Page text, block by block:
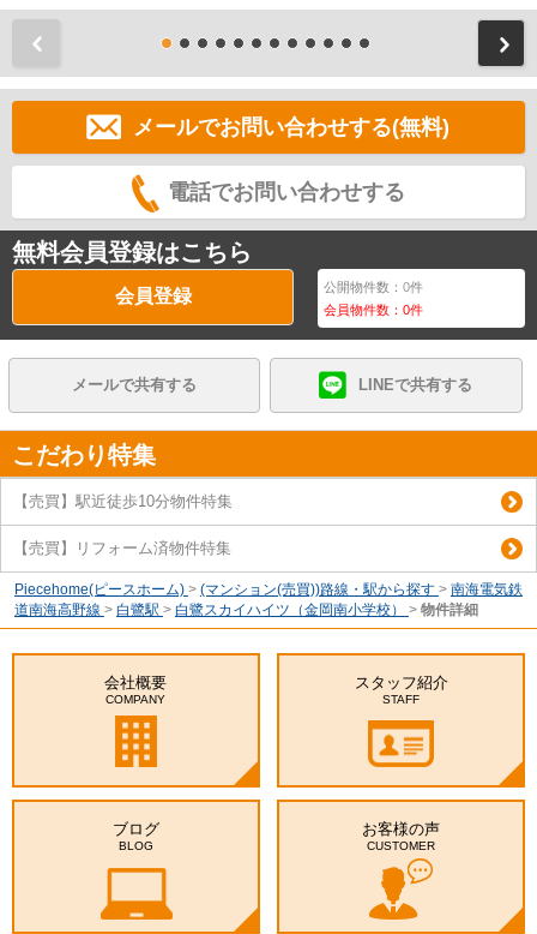
メールでお問い合わせする(無料)
電話でお問い合わせする
無料会員登録はこちら
会員登録 公開物件数：0件
会員物件数：0件
メールで共有する LINEで共有する
こだわり特集
【売買】駅近徒歩10分物件特集
【売買】リフォーム済物件特集
Piecehome(ピースホーム) > (マンション(売買))路線・駅から探す > 南海電気鉄
道南海高野線 > 白鷺駅 > 白鷺スカイハイツ（金岡南小学校） > 物件詳細
会社概要
COMPANY
スタッフ紹介
STAFF
ブログ
BLOG
お客様の声
CUSTOMER